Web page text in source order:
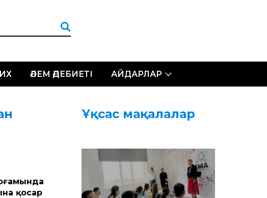
ӘЛЕМ ӘДЕБИЕТІ АЙДАРЛАР
қосар
Ұқсас мақалалар